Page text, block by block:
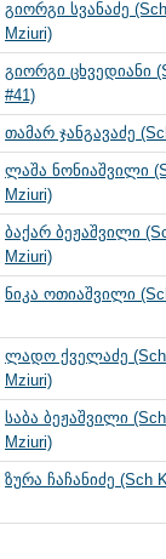
გიორგი სვანაძე
Mziuri)
გიორგი ცხვედიანი
#41)
თამარ ჯანგავაძე
ლაშა ნონიაშვილი
Mziuri)
ბაქარ ბეჟაშვილი
Mziuri)
ნიკა ოთიაშვილი
ლადო ქველაძე (Sch
Mziuri)
საბა ბეჟაშვილი
Mziuri)
ზურა ჩაჩანიძე (Sch